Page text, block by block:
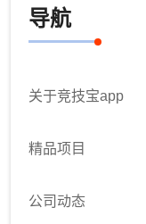
导航
关于竞技宝app
精品项目
公司动态